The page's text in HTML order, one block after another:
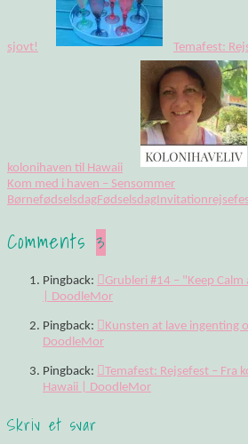
sjovt! Temafest:
kolonihaven til Hawaii
Kom med i haven – Sensommer
BørnefødselsdagFødselsdag Invitation
Comments 3
Pingback:
Grubleri #14 – "Keep
| DoodleMor
Pingback:
Kunsten at lave ingenting
DoodleMor
Pingback:
Temafest: Rejsefest – Fra
Hawaii | DoodleMor
Skriv et svar